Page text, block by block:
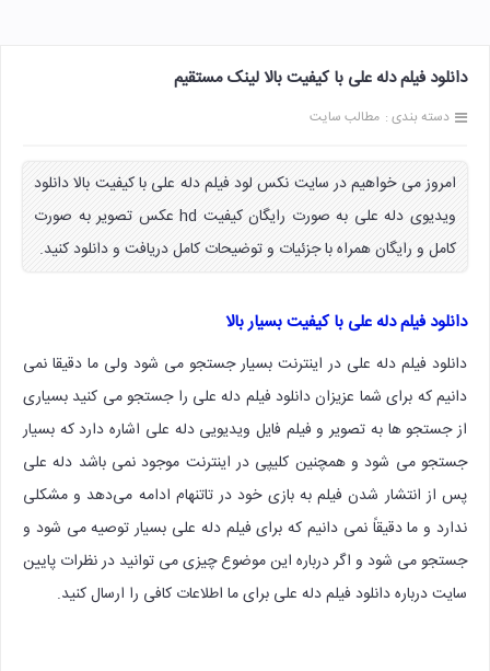
دانلود فیلم دله علی با کیفیت بالا لینک مستقیم
دسته بندی : مطالب سایت
امروز می خواهیم در سایت نکس لود فیلم دله علی با کیفیت بالا دانلود
ویدیوی دله علی به صورت رایگان کیفیت hd عکس تصویر به صورت
کامل و رایگان همراه با جزئیات و توضیحات کامل دریافت و دانلود کنید.
دانلود فیلم دله علی با کیفیت بسیار بالا
دانلود فیلم دله علی در اینترنت بسیار جستجو می شود ولی ما دقیقا نمی
دانیم که برای شما عزیزان دانلود فیلم دله علی را جستجو می کنید بسیاری
از جستجو ها به تصویر و فیلم فایل ویدیویی دله علی اشاره دارد که بسیار
جستجو می شود و همچنین کلیپی در اینترنت موجود نمی باشد دله علی
پس از انتشار شدن فیلم به بازی خود در تاتنهام ادامه می‌دهد و مشکلی
ندارد و ما دقیقاً نمی دانیم که برای فیلم دله علی بسیار توصیه می شود و
جستجو می شود و اگر درباره این موضوع چیزی می توانید در نظرات پایین
سایت درباره دانلود فیلم دله علی برای ما اطلاعات کافی را ارسال کنید.